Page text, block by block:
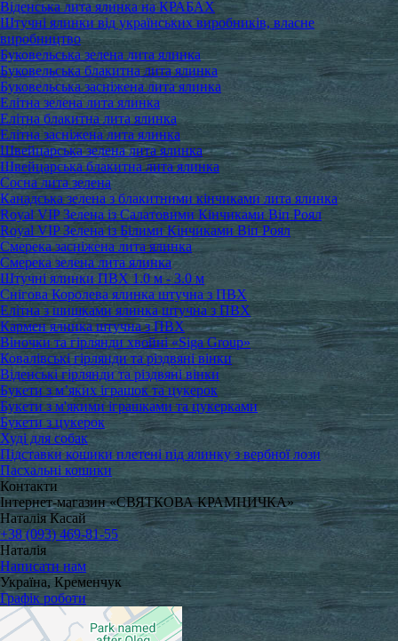
Віденська лита ялинка на КРАБАХ
Штучні ялинки від українських виробників, власне
виробництво
Буковельська зелена лита ялинка
Буковельська блакитна лита ялинка
Буковельська засніжена лита ялинка
Елітна зелена лита ялинка
Елітна блакитна лита ялинка
Елітна засніжена лита ялинка
Швейцарська зелена лита ялинка
Швейцарська блакитна лита ялинка
Сосна лита зелена
Канадська зелена з блакитними кінчиками лита ялинка
Royal VIP Зелена із Салатовими Кінчиками Віп Роял
Royal VIP Зелена із Білими Кінчиками Віп Роял
Смерека засніжена лита ялинка
Смерека зелена лита ялинка
Штучні ялинки ПВХ 1.0 м - 3.0 м
Снігова Королева ялинка штучна з ПВХ
Елітна з шишками ялинка штучна з ПВХ
Кармен ялинка штучна з ПВХ
Віночки та гірлянди хвойні «Siga Group»
Ковалівські гірлянди та різдвяні вінки
Віденські гірлянди та різдвяні вінки
Букети з м’яких іграшок та цукерок
Букети з м'якими іграшками та цукерками
Букети з цукерок
Худі для собак
Підставки кошики плетені під ялинку з вербної лози
Пасхальні кошики
Контакти
Інтернет-магазин «СВЯТКОВА КРАМНИЧКА»
Наталія Касай
+38 (093) 469-81-55
Наталія
Написати нам
Україна, Кременчук
Графік роботи